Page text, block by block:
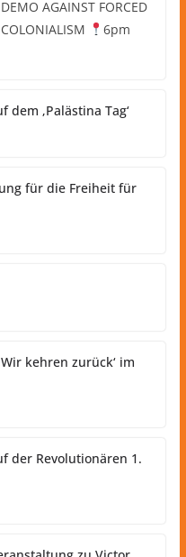
AGAINST FORCED
6pm
dem ‚Palästina Tag‘
für die Freiheit für
kehren zurück‘ im
der Revolutionären 1.